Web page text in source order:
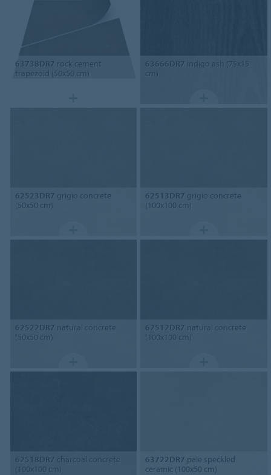
63738DR7 rock cement
trapezoid (50x50 cm)
63666DR7 indigo ash (75x15
cm)
62523DR7 grigio concrete
(50x50 cm)
62513DR7 grigio concrete
(100x100 cm)
62522DR7 natural concrete
(50x50 cm)
62512DR7 natural concrete
(100x100 cm)
62518DR7 charcoal concrete
(100x100 cm)
63722DR7 pale speckled
ceramic (100x50 cm)